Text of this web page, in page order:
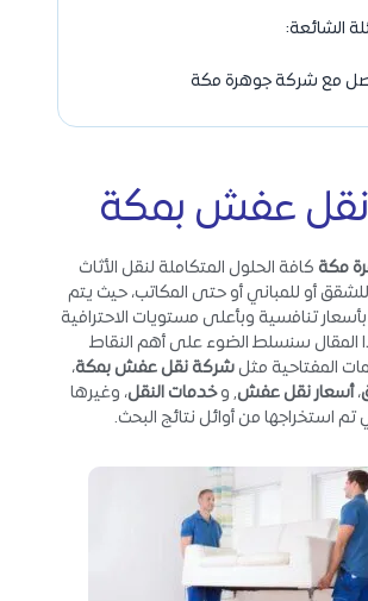
الشائعة:
مع شركة جوهرة مكة
عفش بمكة
مكة كافة الحلول المتكاملة لنقل الأثاث
أو للمباني أو حتى المكاتب، حيث يتم
تنافسية وبأعلى مستويات الاحترافية
المقال سنسلط الضوء على أهم النقاط
المفتاحية مثل شركة نقل عفش بمكة،
،أسعار نقل عفش, وخدمات النقل، وغيرها
تم استخراجها من أوائل نتائج البحث.